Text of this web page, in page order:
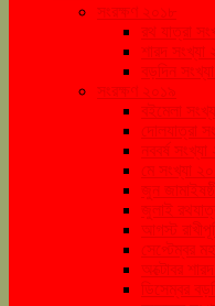
সংরক্ষণ ২০১৮
রথ যাত্রা
শারদ সংখ্যা
বড়দিন
সংরক্ষণ ২০১৯
বইমেলা
দোলযাত্রা
নববর্ষ
মে সংখ্যা
জুন
জুলাই
আগস্ট
সেপ্টেম্বর
অক্টোবর
ডিসেম্বর